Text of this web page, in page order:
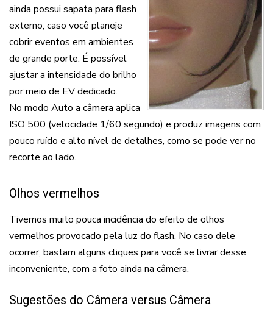
ainda possui sapata para flash
externo, caso você planeje
cobrir eventos em ambientes
de grande porte. É possível
ajustar a intensidade do brilho
por meio de EV dedicado.
No modo Auto a câmera aplica
ISO 500 (velocidade 1/60 segundo) e produz imagens com
pouco ruído e alto nível de detalhes, como se pode ver no
recorte ao lado.
Olhos vermelhos
Tivemos muito pouca incidência do efeito de olhos
vermelhos provocado pela luz do flash. No caso dele
ocorrer, bastam alguns cliques para você se livrar desse
inconveniente, com a foto ainda na câmera.
Sugestões do Câmera versus Câmera